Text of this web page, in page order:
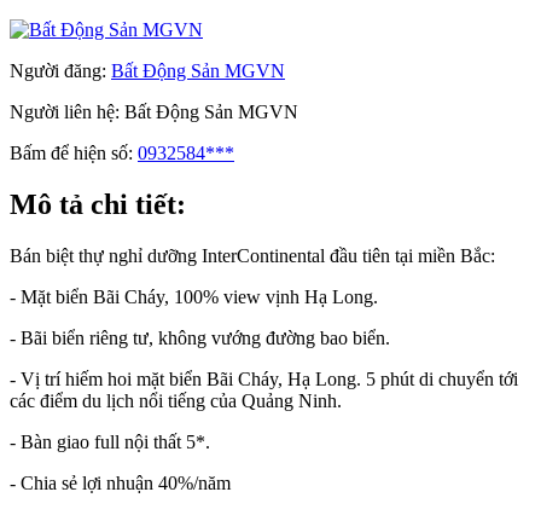
Người đăng: Bất Động Sản MGVN
Người liên hệ: Bất Động Sản MGVN
Bấm để hiện số: 0932584***
Mô tả chi tiết:
Bán biệt thự nghỉ dưỡng InterContinental đầu tiên tại miền Bắc:
- Mặt biển Bãi Cháy, 100% view vịnh Hạ Long.
- Bãi biển riêng tư, không vướng đường bao biển.
- Vị trí hiếm hoi mặt biển Bãi Cháy, Hạ Long. 5 phút di chuyển tới
các điểm du lịch nổi tiếng của Quảng Ninh.
- Bàn giao full nội thất 5*.
- Chia sẻ lợi nhuận 40%/năm